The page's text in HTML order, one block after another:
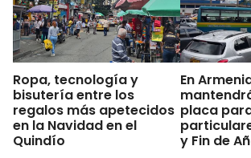
Ropa, tecnología y
bisutería entre los
regalos más apetecidos
en la Navidad en el
Quindío
En
placa
y Fin de